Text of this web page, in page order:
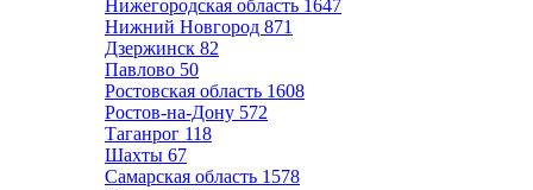
Нижегородская область 1647
Нижний Новгород 871
Дзержинск 82
Павлово 50
Ростовская область 1608
Ростов-на-Дону 572
Таганрог 118
Шахты 67
Самарская область 1578